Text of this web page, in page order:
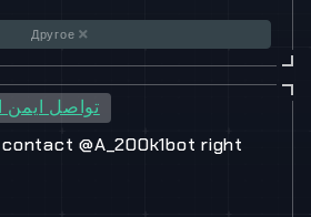
Другое
تواصل ايمن
@A_200k1bot right